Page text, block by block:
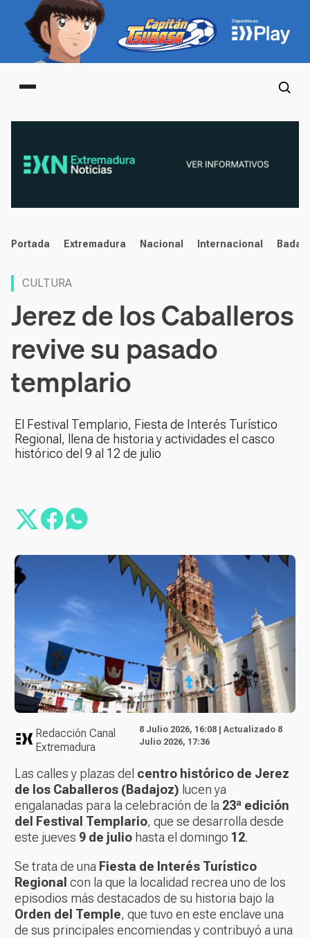
Main menu
noticias
Portada Extremadura Nacional Internacional
CULTURA
Jerez de los Caballeros
revive su pasado
templario
El Festival Templario, Fiesta de Interés Turístico
Regional, llena de historia y actividades el casco
histórico del 9 al 12 de julio
Redacción Canal
Extremadura
8 Julio 2026, 16:08 | Actualizado 8
Julio 2026, 17:36
Las calles y plazas del centro histórico de Jerez
de los Caballeros (Badajoz) lucen ya
engalanadas para la celebración de la 23ª edición
del Festival Templario, que se desarrolla desde
este jueves 9 de julio hasta el domingo 12.
Se trata de una Fiesta de Interés Turístico
Regional con la que la localidad recrea uno de los
episodios más destacados de su historia bajo la
Orden del Temple, que tuvo en este enclave una
de sus principales encomiendas y contribuyó a una